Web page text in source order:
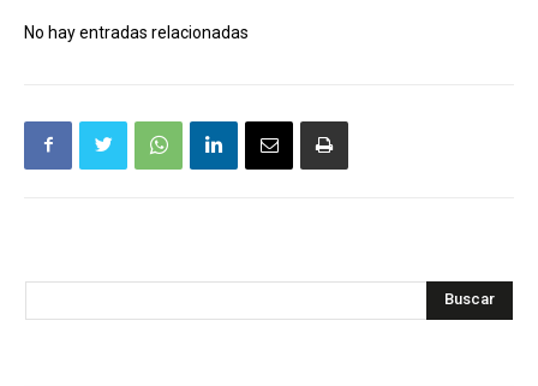
No hay entradas relacionadas
Buscar